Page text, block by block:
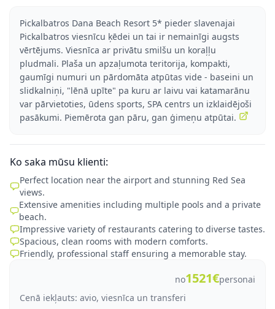
Pickalbatros Dana Beach Resort 5* pieder slavenajai
Pickalbatros viesnīcu ķēdei un tai ir nemainīgi augsts
vērtējums. Viesnīca ar privātu smilšu un koraļļu
pludmali. Plaša un apzaļumota teritorija, kompakti,
gaumīgi numuri un pārdomāta atpūtas vide - baseini un
slidkalniņi, "lēnā upīte" pa kuru ar laivu vai katamarānu
var pārvietoties, ūdens sports, SPA centrs un izklaidējoši
pasākumi. Piemērota gan pāru, gan ģimeņu atpūtai.
Ko saka mūsu klienti:
Perfect location near the airport and stunning Red Sea
views.
Extensive amenities including multiple pools and a private
beach.
Impressive variety of restaurants catering to diverse tastes.
Spacious, clean rooms with modern comforts.
Friendly, professional staff ensuring a memorable stay.
no1521€personai
Cenā iekļauts: avio, viesnīca un transferi